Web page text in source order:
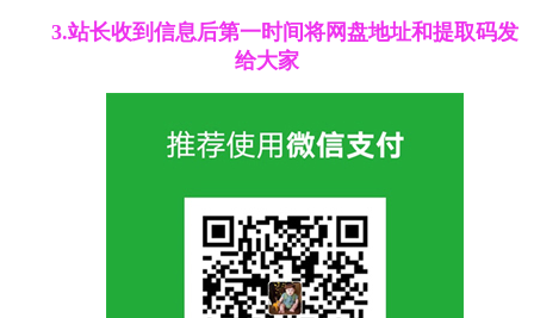
3.站长收到信息后第一时间将网盘地址和提取码发
给大家